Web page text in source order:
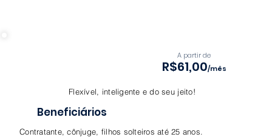
A partir de
R$61,00/mês
Flexível, inteligente e do seu jeito!
Beneficiários
Contratante, cônjuge, filhos solteiros até 25 anos.